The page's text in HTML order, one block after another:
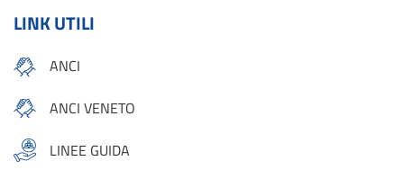
LINK UTILI
ANCI
ANCI VENETO
LINEE GUIDA